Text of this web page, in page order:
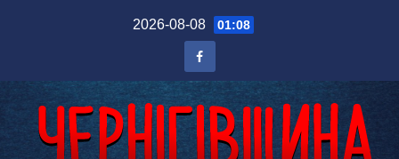
2026-08-08 01:08